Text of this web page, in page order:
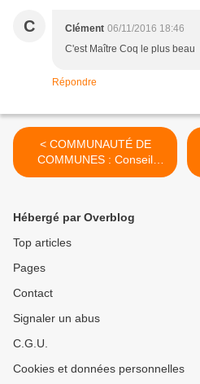
C Clément 06/11/2016 18:46
C'est Maître Coq le plus beau
Répondre
< COMMUNAUTÉ DE
COMMUNES : Conseil
Communautaire du 4
Hébergé par Overblog
Top articles
Pages
Contact
Signaler un abus
C.G.U.
Cookies et données personnelles